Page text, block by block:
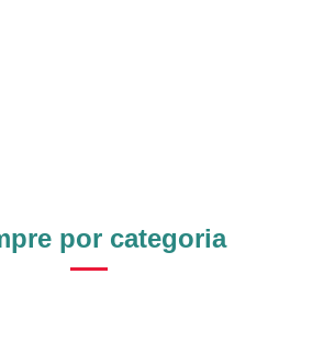
por categoria